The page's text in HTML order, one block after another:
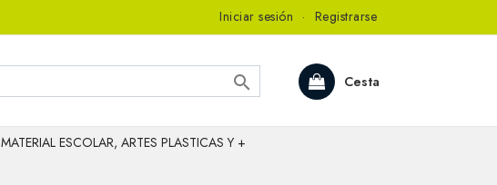
Iniciar sesión · Registrarse
Cesta

MATERIAL ESCOLAR, ARTES PLASTICAS Y +